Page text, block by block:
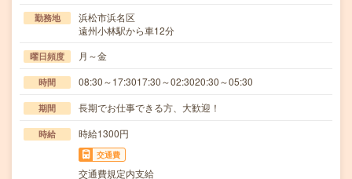
勤務地
浜松市浜名区
遠州小林駅から車12分
曜日頻度 月～金
時間 08:30～17:3017:30～02:3020:30～05:30
期間 長期でお仕事できる方、大歓迎！
時給 時給1300円
交通費
交通費規定内支給